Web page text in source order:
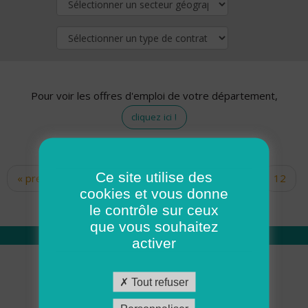
Pour voir les offres d'emploi de votre département,
cliquez ici !
Pages
« premier ‹ précédent … 10
12
14 15 16 17
Qui sommes nous
Académie ADMR
Ce site utilise des
cookies et vous donne
le contrôle sur ceux
que vous souhaitez
activer
Tout refuser